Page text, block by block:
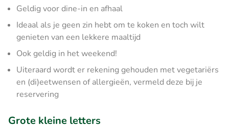
Geldig voor dine-in en afhaal
Ideaal als je geen zin hebt om te koken en toch wilt
genieten van een lekkere maaltijd
Ook geldig in het weekend!
Uiteraard wordt er rekening gehouden met vegetariërs
en (di)eetwensen of allergieën, vermeld deze bij je
reservering
Grote kleine letters